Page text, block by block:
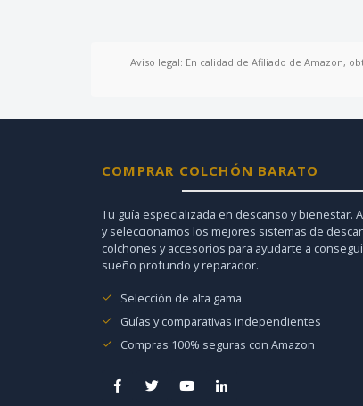
Aviso legal: En calidad de Afiliado de Amazon,
COMPRAR COLCHÓN BARATO
Tu guía especializada en descanso y bienestar.
y seleccionamos los mejores sistemas de
colchones y accesorios para ayudarte a
sueño profundo y reparador.
Selección de alta gama
Guías y comparativas independientes
Compras 100% seguras con Amazon